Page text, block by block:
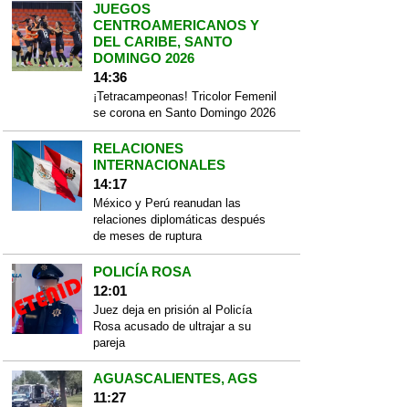
JUEGOS
CENTROAMERICANOS Y
DEL CARIBE, SANTO
DOMINGO 2026
14:36
¡Tetracampeonas! Tricolor Femenil
se corona en Santo Domingo 2026
RELACIONES
INTERNACIONALES
14:17
México y Perú reanudan las
relaciones diplomáticas después
de meses de ruptura
POLICÍA ROSA
12:01
Juez deja en prisión al Policía
Rosa acusado de ultrajar a su
pareja
AGUASCALIENTES, AGS
11:27